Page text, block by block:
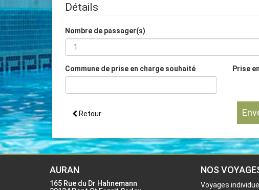
Détails
Nombre de passager(s)
Commune de prise en charge souhaité Prise
Retour
AURAN
165 Rue du Dr Hahnemann
NOS
Voyages